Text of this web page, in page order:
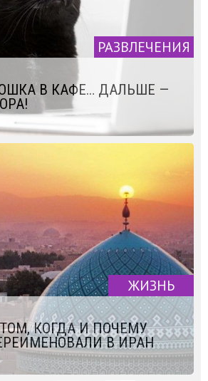
РАЗВЛЕЧЕНИЯ
В КАФЕ… ДАЛЬШЕ —
ЖИЗНЬ
КОГДА И ПОЧЕМУ
В ИРАН